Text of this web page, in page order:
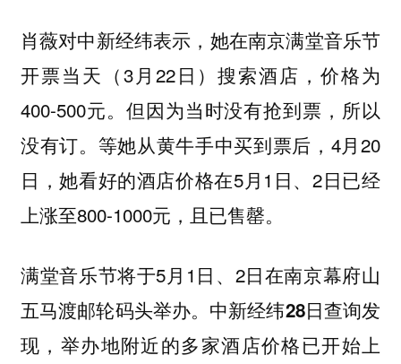
肖薇对中新经纬表示，她在南京满堂音乐节
开票当天（3月22日）搜索酒店，价格为
400-500元。但因为当时没有抢到票，所以
没有订。等她从黄牛手中买到票后，4月20
日，她看好的酒店价格在5月1日、2日已经
上涨至800-1000元，且已售罄。
满堂音乐节将于5月1日、2日在南京幕府山
五马渡邮轮码头举办。 中新经纬28日查询发
现，举办地附近的多家酒店价格已开始上